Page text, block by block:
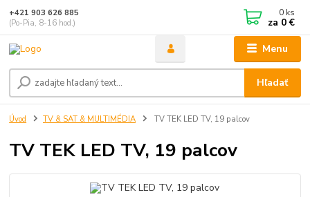
Menu
Hľadať
+421 903 626 885
(Po-Pia, 8-16 hod.)
0 ks
za 0 €
Úvod TV & SAT & MULTIMÉDIA TV TEK LED TV, 19 palcov
TV TEK LED TV, 19 palcov